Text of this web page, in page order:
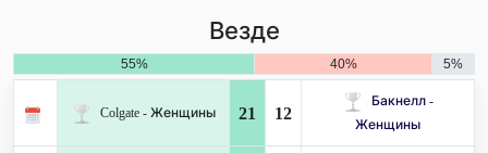
Везде
55% 40% 5%
Colgate - Женщины 21 12
Бакнелл -
Женщины